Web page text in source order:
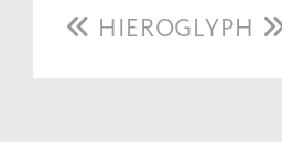
HIEROGLYPH